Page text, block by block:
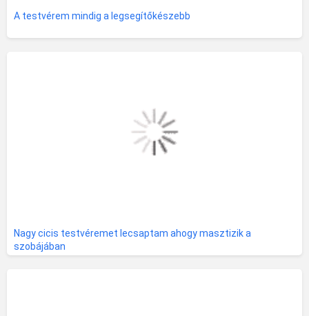
A testvérem mindig a legsegítőkészebb
Nagy cicis testvéremet lecsaptam ahogy masztizik a
szobájában